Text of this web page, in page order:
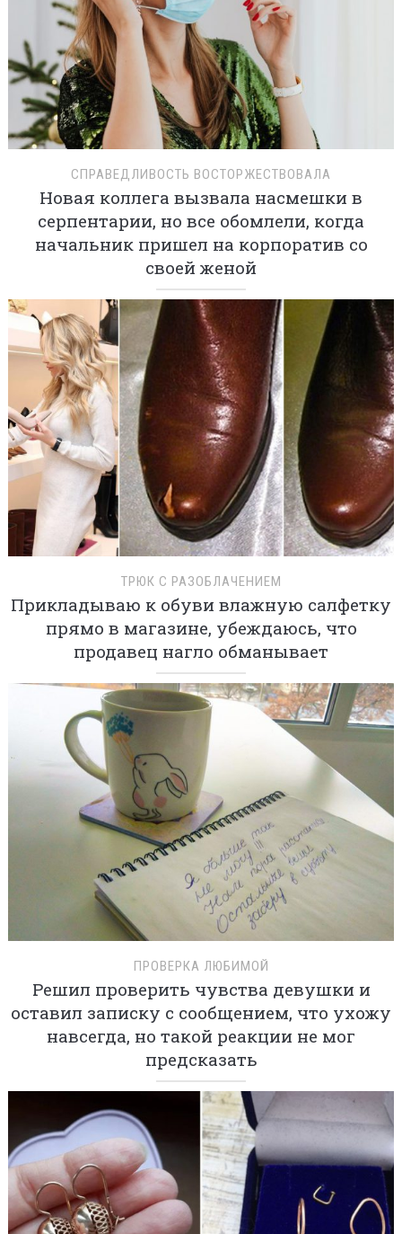
СПРАВЕДЛИВОСТЬ ВОСТОРЖЕСТВОВАЛА
Новая коллега вызвала насмешки в
серпентарии, но все обомлели, когда
начальник пришел на корпоратив со
своей женой
ТРЮК С РАЗОБЛАЧЕНИЕМ
Прикладываю к обуви влажную салфетку
прямо в магазине, убеждаюсь, что
продавец нагло обманывает
ПРОВЕРКА ЛЮБИМОЙ
Решил проверить чувства девушки и
оставил записку с сообщением, что ухожу
навсегда, но такой реакции не мог
предсказать